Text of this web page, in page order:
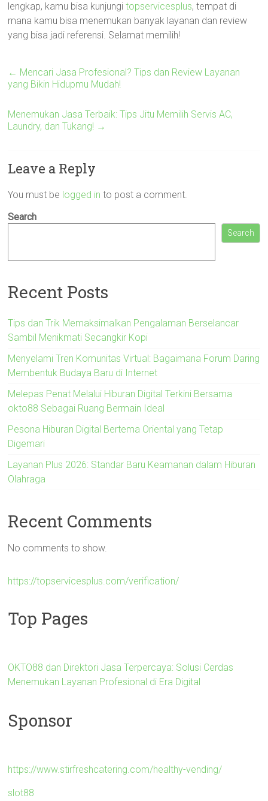
lengkap, kamu bisa kunjungitopservicesplus, tempat di
mana kamu bisa menemukan banyak layanan dan review
yang bisa jadi referensi. Selamat memilih!
← Mencari Jasa Profesional? Tips dan Review Layanan
yang Bikin Hidupmu Mudah!
Menemukan Jasa Terbaik: Tips Jitu Memilih Servis AC,
Laundry, dan Tukang! →
Leave a Reply
You must be logged in to post a comment.
Search
Search
Recent Posts
Tips dan Trik Memaksimalkan Pengalaman Berselancar
Sambil Menikmati Secangkir Kopi
Menyelami Tren Komunitas Virtual: Bagaimana Forum Daring
Membentuk Budaya Baru di Internet
Melepas Penat Melalui Hiburan Digital Terkini Bersama
okto88 Sebagai Ruang Bermain Ideal
Pesona Hiburan Digital Bertema Oriental yang Tetap
Digemari
Layanan Plus 2026: Standar Baru Keamanan dalam Hiburan
Olahraga
Recent Comments
No comments to show.
https://topservicesplus.com/verification/
Top Pages
OKTO88 dan Direktori Jasa Terpercaya: Solusi Cerdas
Menemukan Layanan Profesional di Era Digital
Sponsor
https://www.stirfreshcatering.com/healthy-vending/
slot88